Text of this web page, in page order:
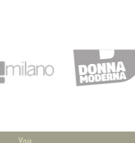
nei tempi più che buoni, il
B.